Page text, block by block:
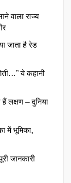
वाला राज्य
जाता है रेड
ये कहानी
लक्षण – दुनिया
में भूमिका,
जानकारी